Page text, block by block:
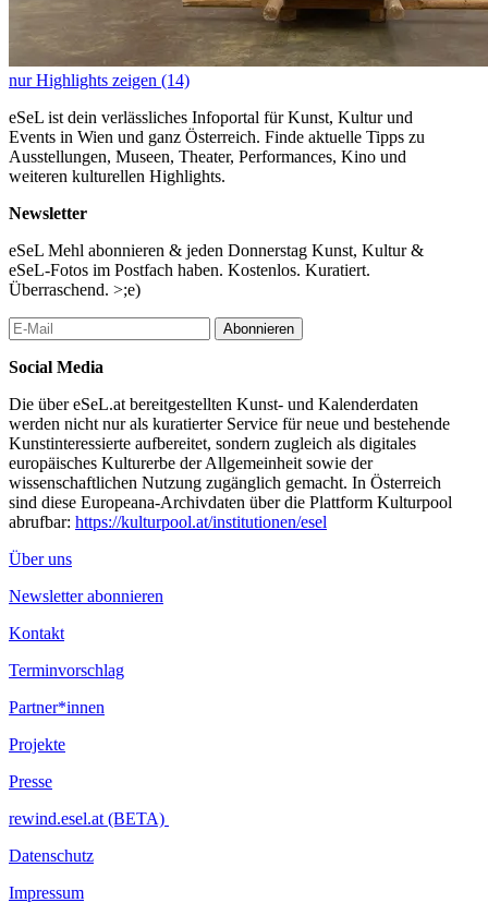
nur Highlights zeigen (14)
eSeL ist dein verlässliches Infoportal für Kunst, Kultur und
Events in Wien und ganz Österreich. Finde aktuelle Tipps zu
Ausstellungen, Museen, Theater, Performances, Kino und
weiteren kulturellen Highlights.
Newsletter
eSeL Mehl abonnieren & jeden Donnerstag Kunst, Kultur &
eSeL-Fotos im Postfach haben. Kostenlos. Kuratiert.
Überraschend. >;e)
Abonnieren
Social Media
Die über eSeL.at bereitgestellten Kunst- und Kalenderdaten
werden nicht nur als kuratierter Service für neue und bestehende
Kunstinteressierte aufbereitet, sondern zugleich als digitales
europäisches Kulturerbe der Allgemeinheit sowie der
wissenschaftlichen Nutzung zugänglich gemacht. In Österreich
sind diese Europeana-Archivdaten über die Plattform Kulturpool
abrufbar: https://kulturpool.at/institutionen/esel
Über uns
Newsletter abonnieren
Kontakt
Terminvorschlag
Partner*innen
Projekte
Presse
rewind.esel.at (BETA)
Datenschutz
Impressum